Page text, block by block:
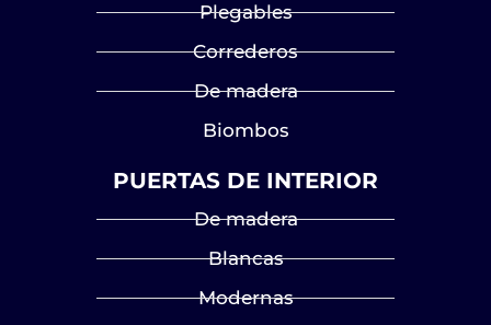
Plegables
Correderos
De madera
Biombos
PUERTAS DE INTERIOR
De madera
Blancas
Modernas